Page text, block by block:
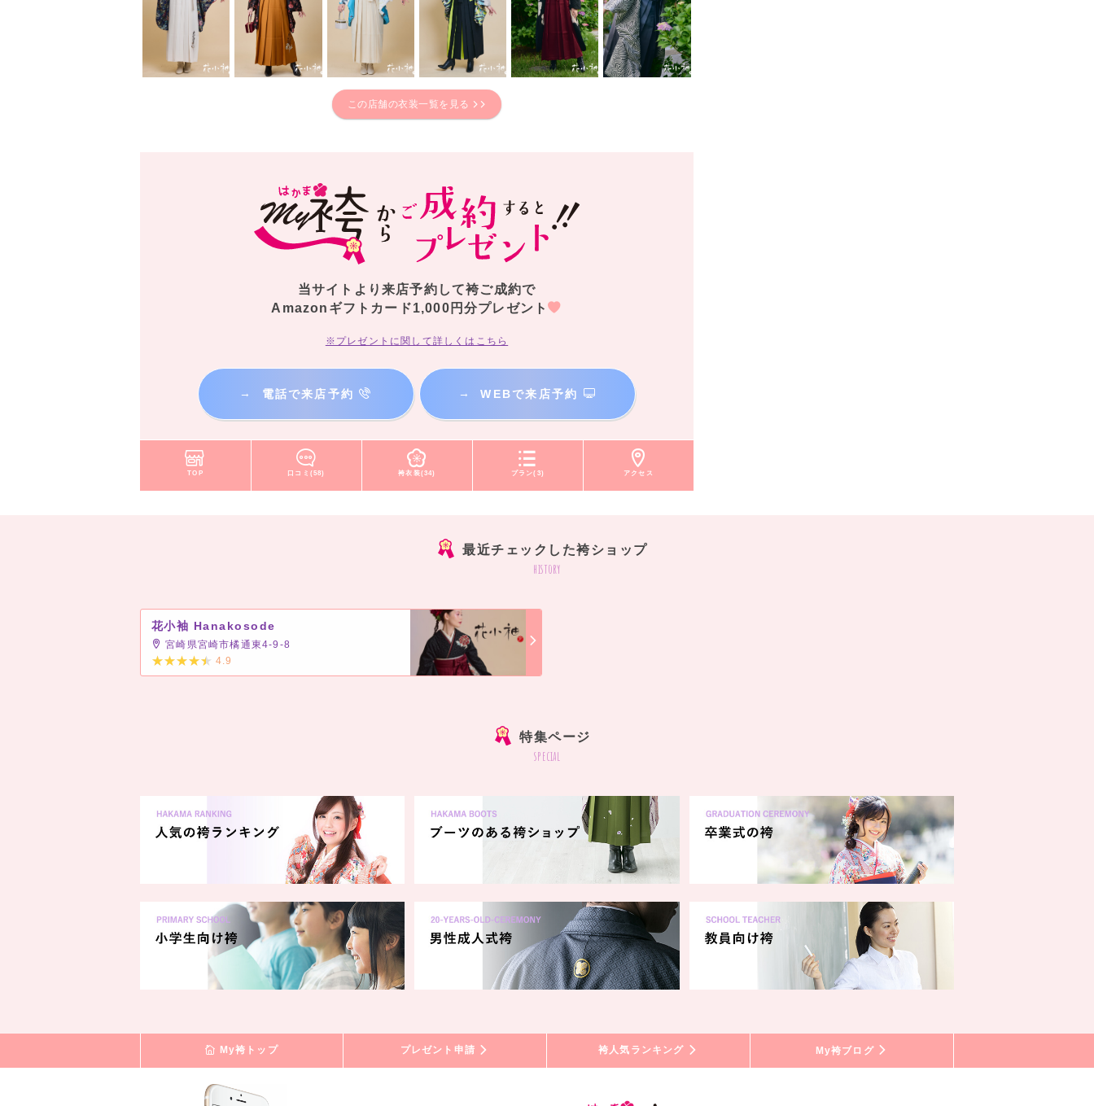
この店舗の衣装一覧を見る
当サイトより来店予約して袴ご成約で
Amazonギフトカード1,000円分プレゼント
※プレゼントに関して詳しくはこちら
→ 電話で来店予約 → WEBで来店予約
TOP 口コミ(58) 袴衣装(34) プラン(3) アクセス
最近チェックした袴ショップ
history
花小袖 Hanakosode
宮崎県宮崎市橘通東4-9-8
4.9
特集ページ
special
My袴トップ プレゼント申請 袴人気ランキング My袴ブログ